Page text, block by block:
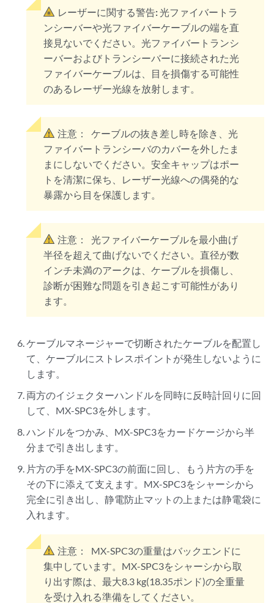
レーザーに関する警告:光ファイバートラ
ンシーバーや光ファイバーケーブルの端を直
接見ないでください。光ファイバートランシ
ーバーおよびトランシーバーに接続された光
ファイバーケーブルは、目を損傷する可能性
のあるレーザー光線を放射します。
注意：
ケーブルの抜き差し時を除き、光
ファイバートランシーバのカバーを外したま
まにしないでください。安全キャップはポー
トを清潔に保ち、レーザー光線への偶発的な
暴露から目を保護します。
注意：
光ファイバーケーブルを最小曲げ
半径を超えて曲げないでください。直径が数
インチ未満のアークは、ケーブルを損傷し、
診断が困難な問題を引き起こす可能性があり
ます。
ケーブルマネージャーで切断されたケーブルを配置し
て、ケーブルにストレスポイントが発生しないように
します。
両方のイジェクターハンドルを同時に反時計回りに回
して、MX-SPC3を外します。
ハンドルをつかみ、MX-SPC3をカードケージから半
分まで引き出します。
片方の手をMX-SPC3の前面に回し、もう片方の手を
その下に添えて支えます。MX-SPC3をシャーシから
完全に引き出し、静電防止マットの上または静電袋に
入れます。
注意：
MX-SPC3の重量はバックエンドに
集中しています。MX-SPC3をシャーシから取
り出す際は、最大8.3 kg(18.35ポンド)の全重量
を受け入れる準備をしてください。